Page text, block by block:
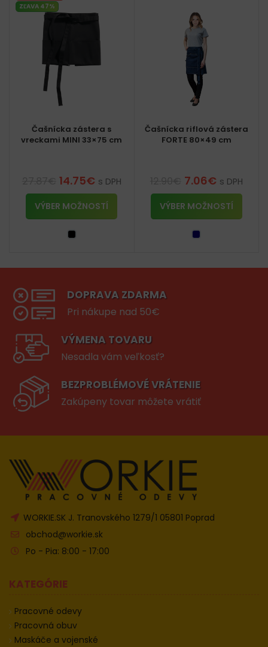
ZĽAVA 47%
Čašnícka zástera s
vreckami MINI 33×75 cm
14.75€ s DPH
VÝBER MOŽNOSTÍ
Čašnícka riflová zástera
FORTE 80×49 cm
7.06€ s DPH
VÝBER MOŽNOSTÍ
DOPRAVA ZDARMA
Pri nákupe nad 50€
VÝMENA TOVARU
Nesadla vám veľkosť?
BEZPROBLÉMOVÉ VRÁTENIE
Zakúpeny tovar môžete vrátiť
WORKIE.SK J. Tranovského 1279/1 05801 Poprad
obchod@workie.sk
Po - Pia: 8:00 - 17:00
KATEGÓRIE
Pracovné odevy
Pracovná obuv
Maskáče a vojenské